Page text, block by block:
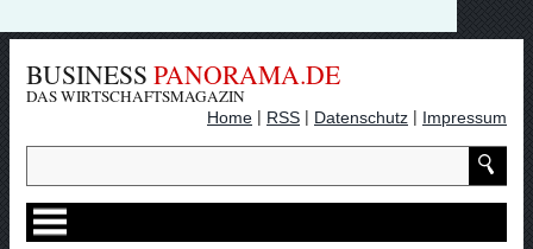
BUSINESS PANORAMA.DE
DAS WIRTSCHAFTSMAGAZIN
Home | RSS | Datenschutz | Impressum